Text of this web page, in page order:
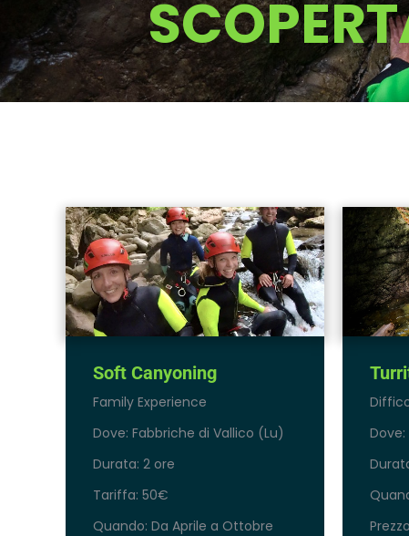
Soft Canyoning
Family Experience
Dove: Fabbriche di Vallico (Lu)
Durata: 2 ore
Tariffa: 50€
Quando: Da Aprile a Ottobre